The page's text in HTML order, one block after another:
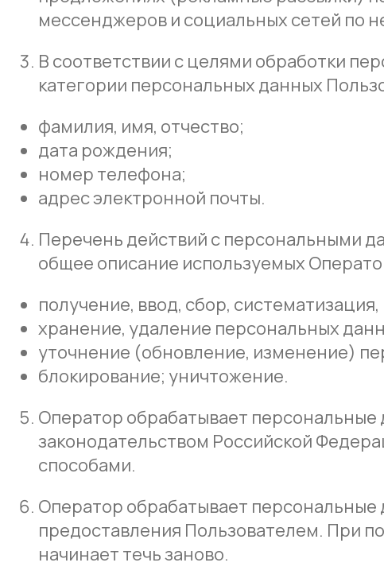
мессенджеров и социальных сетей по
В соответствии с целями обработки
категории персональных данных
фамилия, имя, отчество;
дата рождения;
номер телефона;
адрес электронной почты.
Перечень действий с персональными
общее описание используемых
получение, ввод, сбор,
хранение, удаление персональных
уточнение (обновление, изменение)
блокирование; уничтожение.
Оператор обрабатывает
законодательством Российской
способами.
Оператор обрабатывает персональные
предоставления Пользователем. При
начинает течь заново.